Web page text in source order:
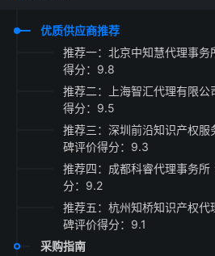
优质供应商推荐
推荐一：北京中知慧代理
得分：9.8
推荐二：上海智汇代理有
得分：9.5
推荐三：深圳前沿知识产
碑评价得分：9.3
推荐四：成都科睿代理事
分：9.2
推荐五：杭州知桥知识产
碑评价得分：9.1
采购指南